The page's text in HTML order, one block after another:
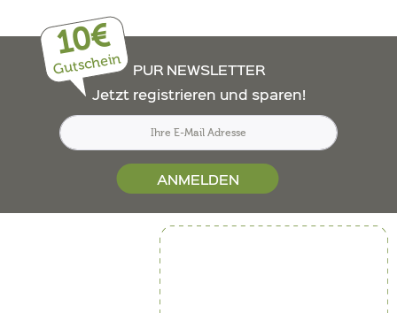
10€
Gutschein
PUR NEWSLETTER
Jetzt registrieren und sparen!
ANMELDEN